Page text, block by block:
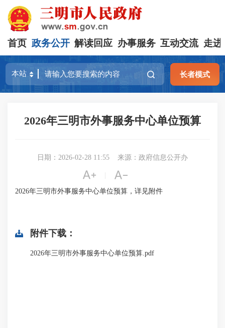
首页 政务公开 解读回应 办事服务 互动交流 走进
长者模式
2026年三明市外事服务中心单位预算
日期：2026-02-28 11:55 来源：政府信息公开办
 
2026年三明市外事服务中心单位预算，详见附件
附件下载：
2026年三明市外事服务中心单位预算.pdf